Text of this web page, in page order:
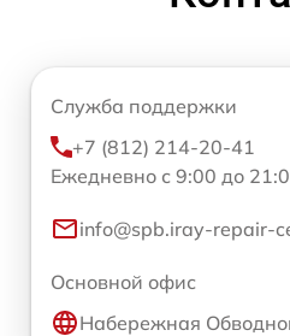
Служба поддержки
+7 (812) 214-20-41
Ежедневно с 9:00 до
info@spb.iray-repair-
Основной офис
Набережная